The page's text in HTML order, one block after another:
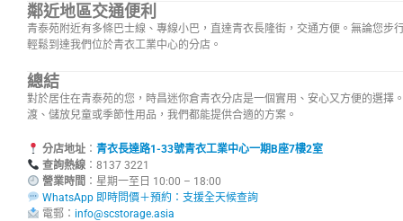
鄰近地區交通便利
青泰苑附近有多條巴士線、專線小巴，直達青衣長隆街，交通方便。無論您步
輕鬆到達我們位於青衣工業中心的分店。
總結
對於居住在青泰苑的您，時昌迷你倉青衣分店是一個實用、安心又方便的選擇
渡、儲放兒童或季節性用品，我們都能提供合適的方案。
分店地址： 青衣長達路1-33號青衣工業中心一期B座7樓2室
查詢熱線：8137 3221
營業時間 ：星期一至日 10:00
WhatsApp 即時問價＋預約：支援全天候查詢
電郵： info@scstorage.asia